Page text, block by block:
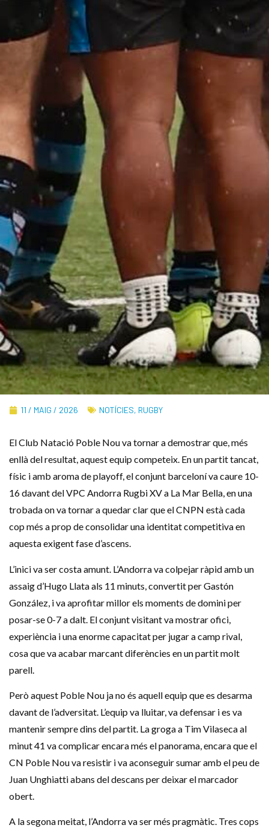
11 / MAIG / 2026 NOTÍCIES, RUGBY
El Club Natació Poble Nou va tornar a demostrar que, més
enllà del resultat, aquest equip competeix. En un partit tancat,
físic i amb aroma de playoff, el conjunt barceloní va caure 10-
16 davant del VPC Andorra Rugbi XV a La Mar Bella, en una
trobada on va tornar a quedar clar que el CNPN està cada
cop més a prop de consolidar una identitat competitiva en
aquesta exigent fase d’ascens.
L’inici va ser costa amunt. L’Andorra va colpejar ràpid amb un
assaig d’Hugo Llata ​​als 11 minuts, convertit per Gastón
González, i va aprofitar millor els moments de domini per
posar-se 0-7 a dalt. El conjunt visitant va mostrar ofici,
experiència i una enorme capacitat per jugar a camp rival,
cosa que va acabar marcant diferències en un partit molt
parell.
Però aquest Poble Nou ja no és aquell equip que es desarma
davant de l’adversitat. L’equip va lluitar, va defensar i es va
mantenir sempre dins del partit. La groga a Tim Vilaseca al
minut 41 va complicar encara més el panorama, encara que el
CN Poble Nou va resistir i va aconseguir sumar amb el peu de
Juan Unghiatti abans del descans per deixar el marcador
obert.
A la segona meitat, l’Andorra va ser més pragmàtic. Tres cops